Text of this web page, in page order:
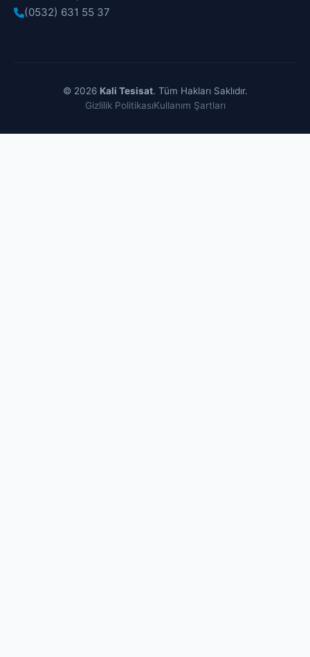
(0532) 631 55 37
© 2026 Kali Tesisat. Tüm Hakları Saklıdır.
Gizlilik PolitikasıKullanım Şartları